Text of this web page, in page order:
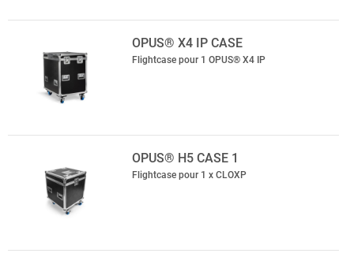
OPUS® X4 IP CASE
Flightcase pour 1 OPUS® X4 IP
OPUS® H5 CASE 1
Flightcase pour 1 x CLOXP